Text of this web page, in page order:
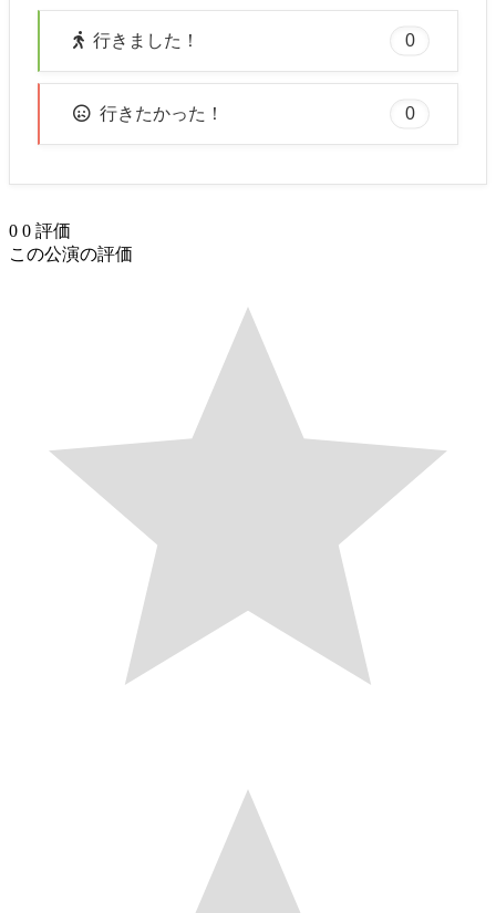
行きました！ 0
行きたかった！ 0
0 0 評価
この公演の評価